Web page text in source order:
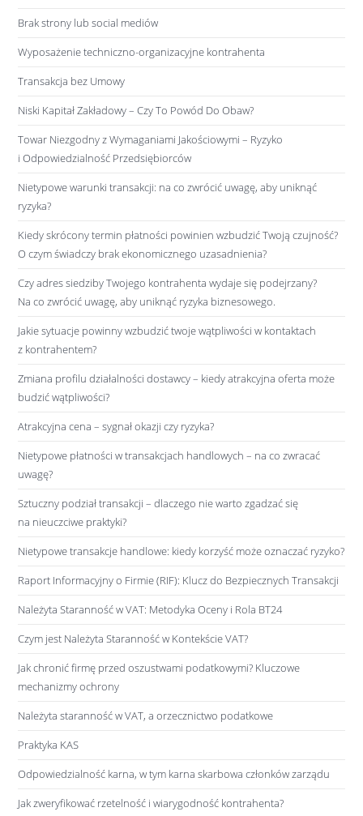
Brak strony lub social mediów
Wyposażenie techniczno-organizacyjne kontrahenta
Transakcja bez Umowy
Niski Kapitał Zakładowy – Czy To Powód Do Obaw?
Towar Niezgodny z Wymaganiami Jakościowymi – Ryzyko
i Odpowiedzialność Przedsiębiorców
Nietypowe warunki transakcji: na co zwrócić uwagę, aby uniknąć
ryzyka?
Kiedy skrócony termin płatności powinien wzbudzić Twoją czujność?
O czym świadczy brak ekonomicznego uzasadnienia?
Czy adres siedziby Twojego kontrahenta wydaje się podejrzany?
Na co zwrócić uwagę, aby uniknąć ryzyka biznesowego.
Jakie sytuacje powinny wzbudzić twoje wątpliwości w kontaktach
z kontrahentem?
Zmiana profilu działalności dostawcy – kiedy atrakcyjna oferta może
budzić wątpliwości?
Atrakcyjna cena – sygnał okazji czy ryzyka?
Nietypowe płatności w transakcjach handlowych – na co zwracać
uwagę?
Sztuczny podział transakcji – dlaczego nie warto zgadzać się
na nieuczciwe praktyki?
Nietypowe transakcje handlowe: kiedy korzyść może oznaczać ryzyko?
Raport Informacyjny o Firmie (RIF): Klucz do Bezpiecznych Transakcji
Należyta Staranność w VAT: Metodyka Oceny i Rola BT24
Czym jest Należyta Staranność w Kontekście VAT?
Jak chronić firmę przed oszustwami podatkowymi? Kluczowe
mechanizmy ochrony
Należyta staranność w VAT, a orzecznictwo podatkowe
Praktyka KAS
Odpowiedzialność karna, w tym karna skarbowa członków zarządu
Jak zweryfikować rzetelność i wiarygodność kontrahenta?